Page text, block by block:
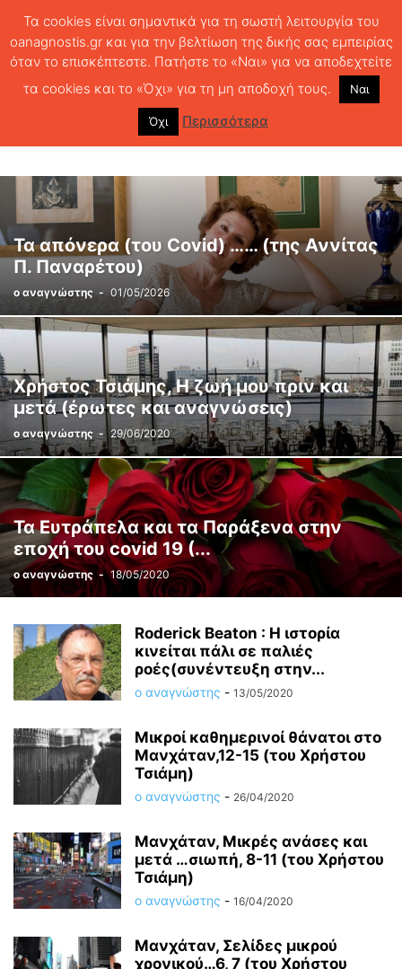
Η ΖΩΗ ΜΕ COVID-19
Τα απόνερα (του Covid) …… (της Αννίτας
Π. Παναρέτου)
ο αναγνώστης - 01/05/2026
Χρήστος Τσιάμης, Η ζωή μου πριν και
μετά (έρωτες και αναγνώσεις)
ο αναγνώστης - 29/06/2020
Τα Ευτράπελα και τα Παράξενα στην
εποχή του covid 19 (...
ο αναγνώστης - 18/05/2020
Roderick Beaton : H ιστορία
κινείται πάλι σε παλιές
ροές(συνέντευξη στην...
ο αναγνώστης - 13/05/2020
Μικροί καθημερινοί θάνατοι στο
Μανχάταν,12-15 (του Χρήστου
Τσιάμη)
ο αναγνώστης - 26/04/2020
Μανχάταν, Μικρές ανάσες και
μετά …σιωπή, 8-11 (του Χρήστου
Τσιάμη)
ο αναγνώστης - 16/04/2020
Μανχάταν, Σελίδες μικρού
χρονικού…6, 7 (του Χρήστου
Τα cookies είναι σημαντικά για τη σωστή λειτουργία του
oanagnostis.gr και για την βελτίωση της δικής σας εμπειρίας
όταν το επισκέπτεστε. Πατήστε το «Ναι» για να αποδεχτείτε
τα cookies και το «Όχι» για τη μη αποδοχή τους.
Ναι
Όχι Περισσότερα